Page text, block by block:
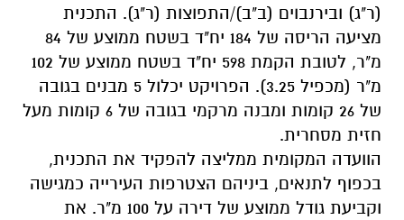
(ר"ג) ובירנבוים (ב"ב)/התפוצות (ר"ג). התכנית
מציעה הריסה של 184 יח"ד בשטח ממוצע של 84
מ"ר, לטובת הקמת 598 יח"ד בשטח ממוצע של 102
מ"ר (מכפיל 3.25). הפרויקט יכלול 5 מבנים בגובה
של 26 קומות ומבנה מרקמי בגובה של 6 קומות מעל
חזית מסחרית.
הוועדה המקומית ממליצה להפקיד את התכנית,
בכפוף לתנאים, ביניהם הצטרפות העירייה כמגישה
וקביעת גודל ממוצע של דירה על 100 מ"ר. את